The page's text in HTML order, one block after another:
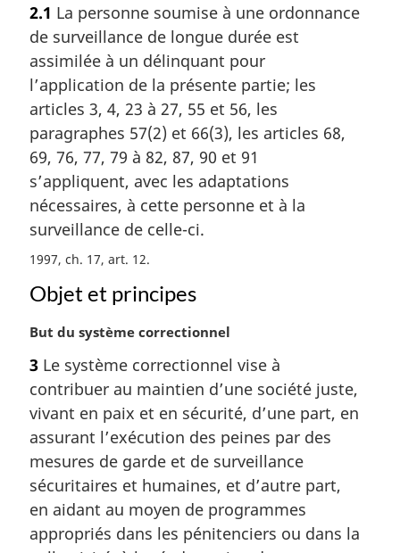
t
e
m
a
g
i
n
a
e
:
2.1 La personne soumise à une ordonnance
de surveillance de longue durée est
assimilée à un délinquant pour
l’application de la présente partie; les
articles 3, 4, 23 à 27, 55 et 56, les
paragraphes 57(2) et 66(3), les articles 68,
69, 76, 77, 79 à 82, 87, 90 et 91
s’appliquent, avec les adaptations
nécessaires, à cette personne et à la
surveillance de celle-ci.
1997, ch. 17, art. 12
Objet et principes
N
t
e
m
r
g
i
n
a
But du système correctionnel
3 Le système correctionnel vise à
contribuer au maintien d’une société juste,
vivant en paix et en sécurité, d’une part, en
assurant l’exécution des peines par des
mesures de garde et de surveillance
sécuritaires et humaines, et d’autre part,
en aidant au moyen de programmes
appropriés dans les pénitenciers ou dans la